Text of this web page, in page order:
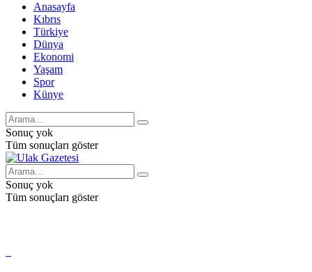
Anasayfa
Kıbrıs
Türkiye
Dünya
Ekonomi
Yaşam
Spor
Künye
Sonuç yok
Tüm sonuçları göster
Sonuç yok
Tüm sonuçları göster